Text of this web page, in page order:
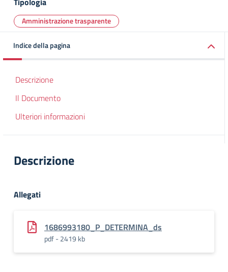
Amministrazione trasparente
Indice della pagina
Descrizione
Il Documento
Ulteriori informazioni
Descrizione
Allegati
1686993180_P_DETERMINA_ds
pdf - 2419 kb